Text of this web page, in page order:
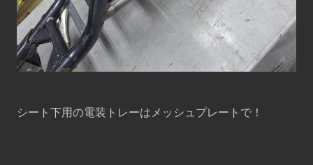
シート下用の電装トレーはメッシュプレートで！